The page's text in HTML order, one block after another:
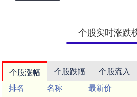
个股实时涨跌
个股涨幅 个股跌幅 个股流入
排名
名称 最新价